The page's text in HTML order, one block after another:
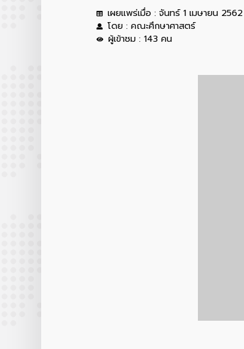
เผยแพร่เมื่อ : จันทร์ 1 เมษายน 2562
โดย : คณะศึกษาศาสตร์
ผู้เข้าชม : 143 คน